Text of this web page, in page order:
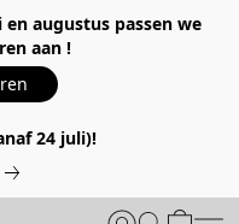
augustus passen we
aan !
24 juli)!